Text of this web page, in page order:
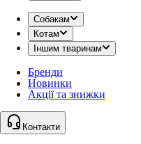
Собакам
Котам
Іншим тваринам
Бренди
Новинки
Акції та знижки
Контакти